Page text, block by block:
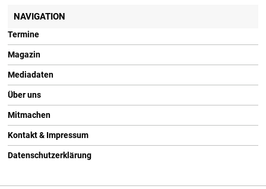
NAVIGATION
Termine
Magazin
Mediadaten
Über uns
Mitmachen
Kontakt & Impressum
Datenschutzerklärung